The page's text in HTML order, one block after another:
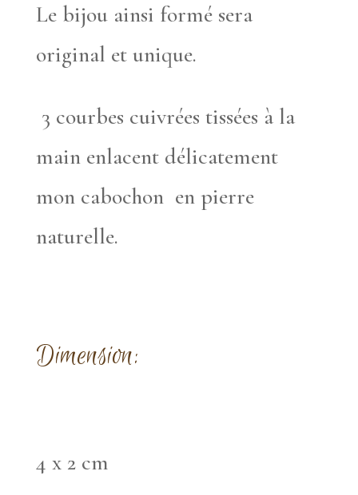
Le bijou ainsi formé sera
original et unique.
3 courbes cuivrées tissées à la
main enlacent délicatement
mon cabochon en pierre
naturelle.
Dimension:
4 x 2 cm